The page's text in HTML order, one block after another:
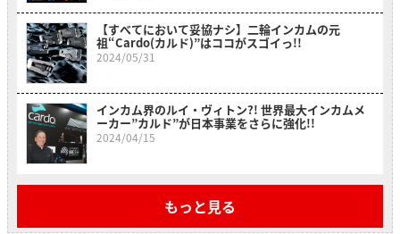
【すべてにおいて妥協ナシ】二輪インカムの元
祖“Cardo(カルド)”はココがスゴイっ!!
2024/05/31
インカム界のルイ・ヴィトン?! 世界最大インカムメ
ーカー”カルド”が日本事業をさらに強化!!
2024/04/15
もっと見る